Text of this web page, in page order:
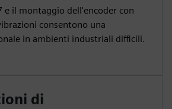
e il montaggio dell'encoder con
consentono una
in ambienti industriali difficili.
di